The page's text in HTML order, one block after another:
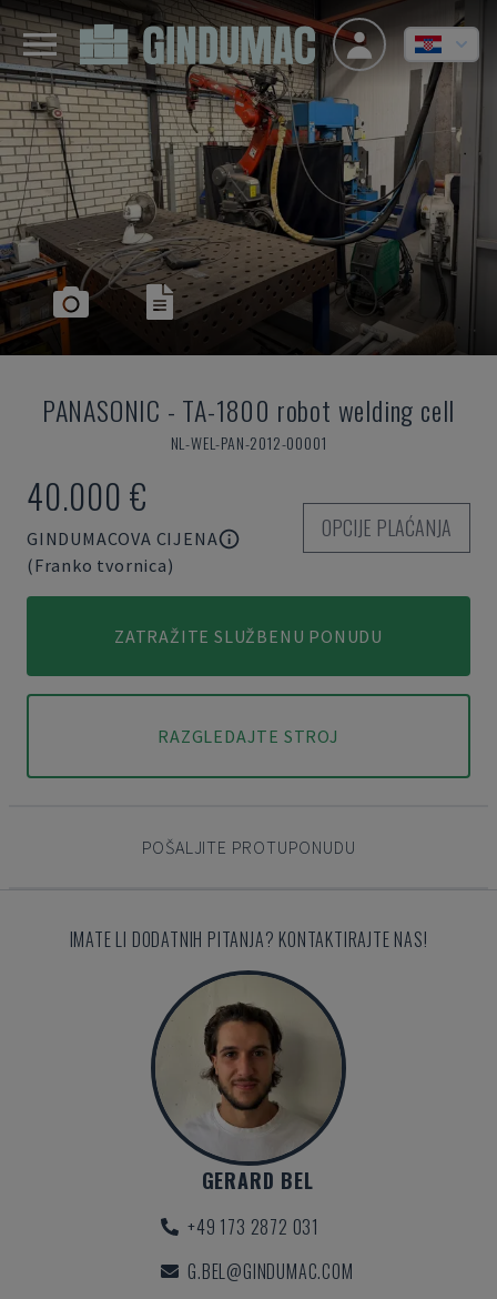
PANASONIC - TA-1800 robot welding cell
NL-WEL-PAN-2012-00001
40.000 €
GINDUMACOVA CIJENA
(Franko tvornica)
OPCIJE PLAĆANJA
ZATRAŽITE SLUŽBENU PONUDU
RAZGLEDAJTE STROJ
POŠALJITE PROTUPONUDU
IMATE LI DODATNIH PITANJA? KONTAKTIRAJTE NAS!
GERARD BEL
+49 173 2872 031
G.BEL@GINDUMAC.COM